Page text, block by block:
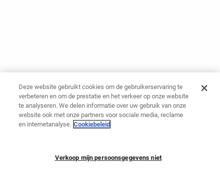
Deze website gebruikt cookies om de gebruikerservaring te
verbeteren en om de prestatie en het verkeer op onze website
te analyseren. We delen informatie over uw gebruik van onze
website ook met onze partners voor sociale media, reclame
en internetanalyse. Cookiebeleid
Verkoop mijn persoonsgegevens niet